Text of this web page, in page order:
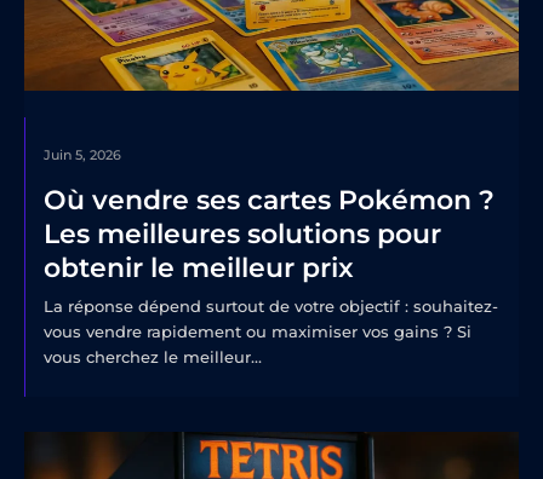
Juin 5, 2026
Où vendre ses cartes Pokémon ?
Les meilleures solutions pour
obtenir le meilleur prix
La réponse dépend surtout de votre objectif : souhaitez-
vous vendre rapidement ou maximiser vos gains ? Si
vous cherchez le meilleur...